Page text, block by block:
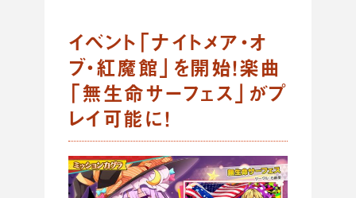
イベント「ナイトメア・オ
ブ・紅魔館」を開始！楽曲
「無生命サーフェス」がプ
レイ可能に！